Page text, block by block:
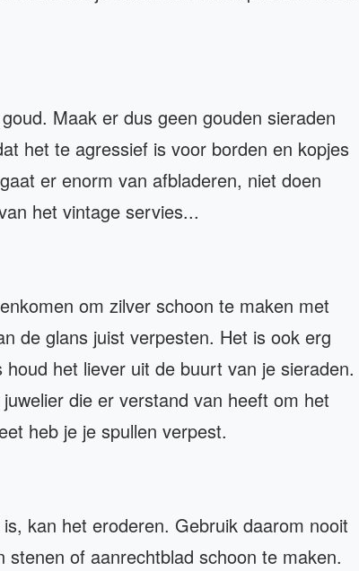
Maak er dus geen gouden sieraden
het te agressief is voor borden en kopjes
er enorm van afbladeren, niet doen
het vintage servies...
om zilver schoon te maken met
de glans juist verpesten. Het is ook erg
het liever uit de buurt van je sieraden.
die er verstand van heeft om het
heb je je spullen verpest.
kan het eroderen. Gebruik daarom nooit
of aanrechtblad schoon te maken.